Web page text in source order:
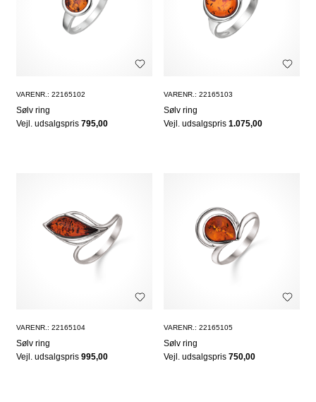
VARENR.: 22165102
Sølv ring
Vejl. udsalgspris 795,00
VARENR.: 22165103
Sølv ring
Vejl. udsalgspris1.075,00
VARENR.: 22165104
Sølv ring
Vejl. udsalgspris 995,00
VARENR.: 22165105
Sølv ring
Vejl. udsalgspris750,00